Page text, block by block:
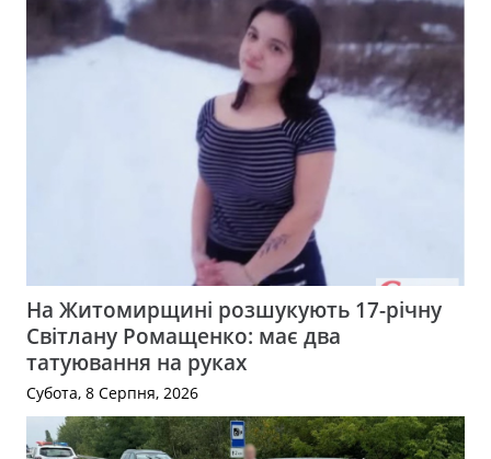
На Житомирщині розшукують 17-річну
Світлану Ромащенко: має два
татуювання на руках
Субота, 8 Серпня, 2026